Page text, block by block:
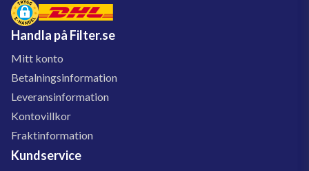
Handla på Filter.se
Mitt konto
Betalningsinformation
Leveransinformation
Kontovillkor
Fraktinformation
Kundservice